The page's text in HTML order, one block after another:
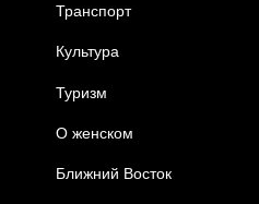
Транспорт
Культура
Туризм
О женском
Ближний Восток